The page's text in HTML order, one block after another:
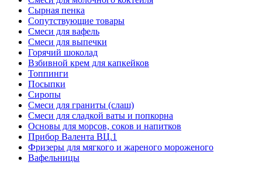
Сырная пенка
Сопутствующие товары
Смеси для вафель
Смеси для выпечки
Горячий шоколад
Взбивной крем для капкейков
Топпинги
Посыпки
Сиропы
Смеси для граниты (слаш)
Смеси для сладкой ваты и попкорна
Основы для морсов, соков и напитков
Прибор Валента ВЦ.1
Фризеры для мягкого и жареного мороженого
Вафельницы